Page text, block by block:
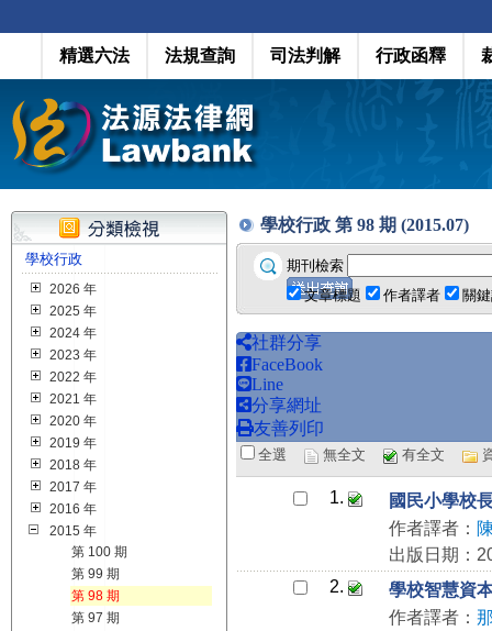
精選六法 法規查詢 司法判解 行政函釋
學校行政
2026 年
2025 年
2024 年
2023 年
2022 年
2021 年
2020 年
2019 年
2018 年
2017 年
2016 年
2015 年
第 100 期
第 99 期
第 98 期
第 97 期
學校行政 第 98 期 (2015.07)
期刊檢索
文章標題
作者譯者 關
社群分享
FaceBook
Line
分享網址
友善列印
全選 無全文 有全文
1.
國民小學校
作者譯者：
出版日期：
2.
學校智慧資
作者譯者：